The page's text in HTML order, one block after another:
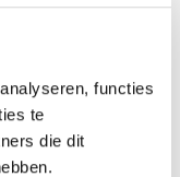
functies
te
die dit